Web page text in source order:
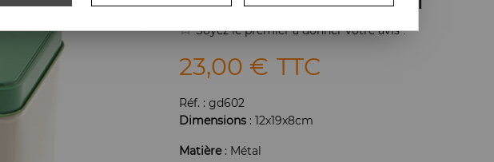
Soyez le premier à donner votre avis !
23,00 € TTC
Réf. : gd602
Dimensions : 12x19x8cm
Matière: Métal